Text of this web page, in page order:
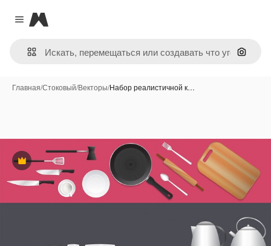
Close menu
Magnific
Поиск
Главная/Стоковый/Векторы/Набор реалистичной к…
Премиум